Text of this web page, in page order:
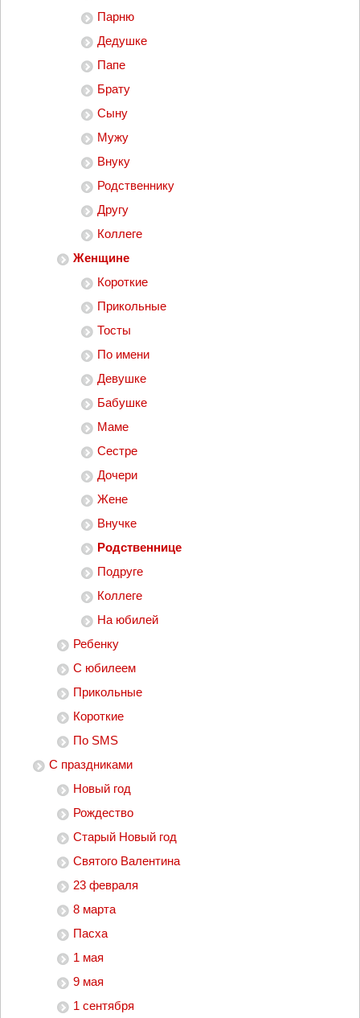
Парню
Дедушке
Папе
Брату
Сыну
Мужу
Внуку
Родственнику
Другу
Коллеге
Женщине
Короткие
Прикольные
Тосты
По имени
Девушке
Бабушке
Маме
Сестре
Дочери
Жене
Внучке
Родственнице
Подруге
Коллеге
На юбилей
Ребенку
С юбилеем
Прикольные
Короткие
По SMS
С праздниками
Новый год
Рождество
Старый Новый год
Святого Валентина
23 февраля
8 марта
Пасха
1 мая
9 мая
1 сентября